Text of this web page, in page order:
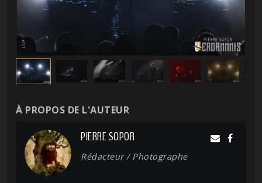
À PROPOS DE L'AUTEUR
PIERRE SOPOR
Rédacteur / Photographe